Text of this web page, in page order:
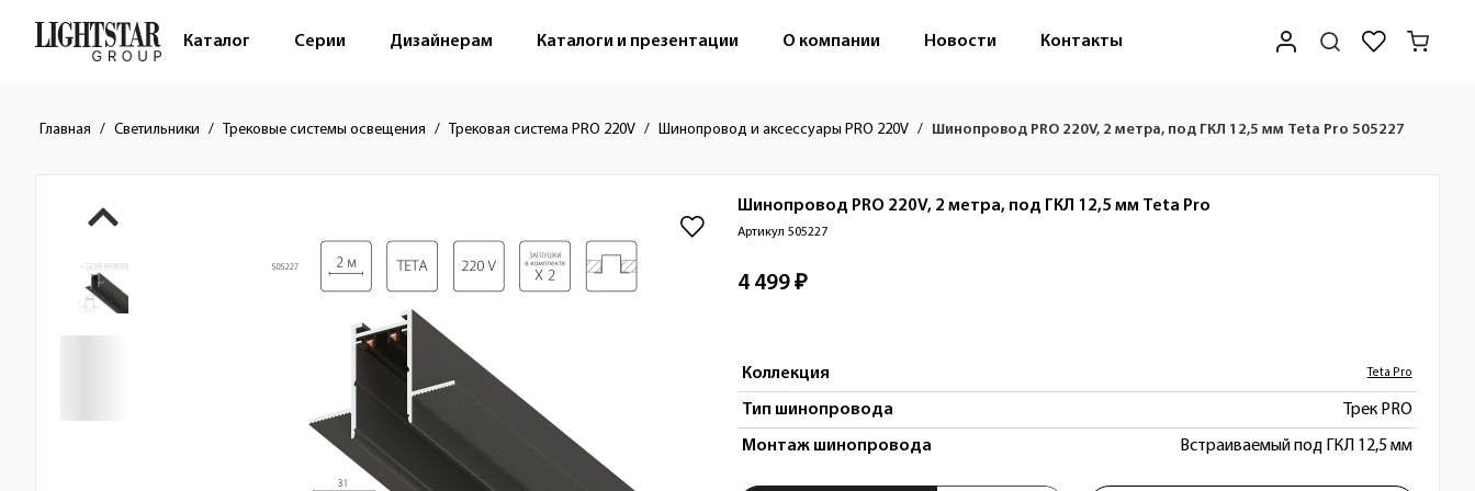
Каталог Серии Дизайнерам Каталоги и презентации О компании Новости Контакты
Главная Светильники Трековые системы освещения Трековая система PRO 220V Шинопровод и аксессуары PRO 220V Шинопровод PRO 220V, 2 метра, под ГКЛ 12,5 мм Teta Pro 505227
Краткое описание товара
Изображения товара Шинопровод PRO 220V, 2 метра, под ГКЛ 12,5 мм Teta Pro
Артикул 505227
Стоимость товара 4 499 ₽
Коллекция Teta Pro
Тип шинопровода Трек PRO
Монтаж шинопровода Встраиваемый под ГКЛ 12,5 мм